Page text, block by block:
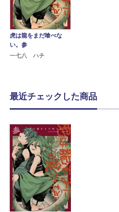
虎は龍をまだ喰べな
い。参
一七八 ハチ
最近チェックした商品